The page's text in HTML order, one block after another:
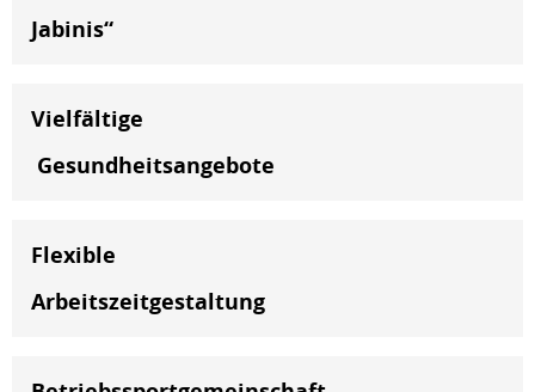
Jabinis“
Vielfältige
Gesundheitsangebote
Flexible
Arbeitszeitgestaltung